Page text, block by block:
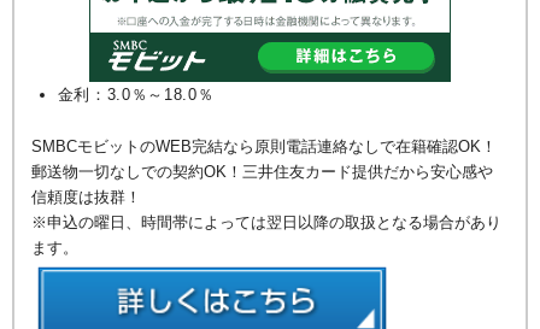
金利：3.0％～18.0％
SMBCモビットのWEB完結なら原則電話連絡なしで在籍確認OK！
郵送物一切なしでの契約OK！三井住友カード提供だから安心感や
信頼度は抜群！
※申込の曜日、時間帯によっては翌日以降の取扱となる場合があり
ます。